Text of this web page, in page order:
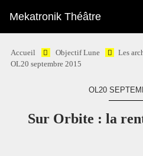
Mekatronik Théâtre
Accueil Objectif Lune
Les
OL20 septembre 2015
OL20
Sur Orbite : la